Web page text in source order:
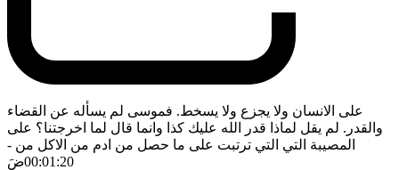
على الانسان ولا يجزع ولا يسخط. فموسى لم يسأله عن القضاء
والقدر. لم يقل لماذا قدر الله عليك كذا وانما قال لما اخرجتنا؟ على
المصيبة التي التي ترتبت على ما حصل من ادم من الاكل من -
00:01:20ضَ